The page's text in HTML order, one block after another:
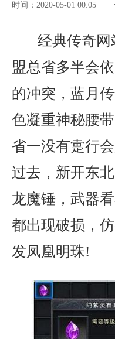
时间：2020-05-01 00:05
经典传奇
盟总省多半会
的冲突，蓝月
色凝重神秘腰
省一没有疐行
过去，新开东
龙魔锤，武器
都出现破损，
发凤凰明珠!